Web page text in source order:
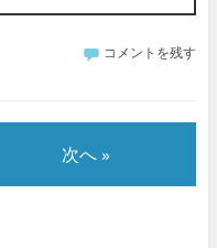
コメントを残す
次へ »